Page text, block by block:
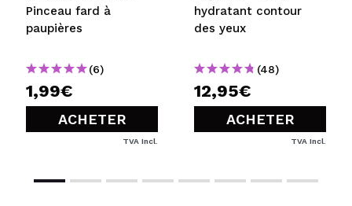
Pinceau fard à
paupières
(6)
1,99€
ACHETER
TVA Incl.
hydratant contour
des yeux
(48)
12,95€
ACHETER
TVA Incl.